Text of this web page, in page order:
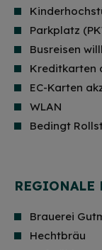
Parkplatz
Busreisen
Kreditkarten
EC-Karten
WLAN
Bedingt
REGIONALE
Brauerei
Hechtbräu